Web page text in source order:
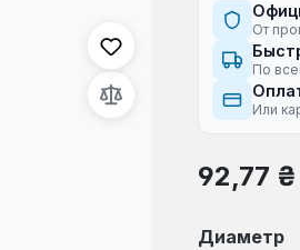
От
По
Или
Обычная
92,77 ₴
Выберите
Диаметр